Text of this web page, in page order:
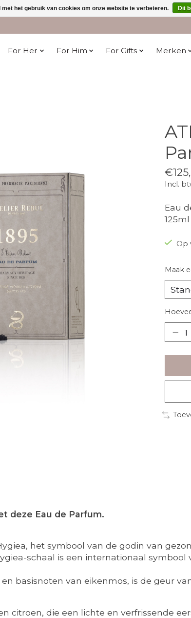
For Her For Him For Gifts Merken
Incl.
Eau
125ml
Op
Maak
deze Eau de Parfum.
het symbool van de godin van
schaal is een internationaal symbool
basisnoten van eikenmos, is de geur
citroen, die een lichte en verfrissende
het gebruik van cookies om onze website te verbeteren. Dit